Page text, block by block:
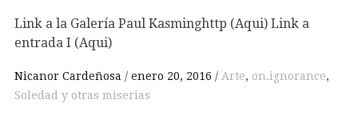
Link a la Galería Paul Kasminghttp (Aqui) Link a
entrada I (Aqui)
Nicanor Cardeñosa enero 20, 2016 Arte, on.ignorance,
Soledad y otras miserias